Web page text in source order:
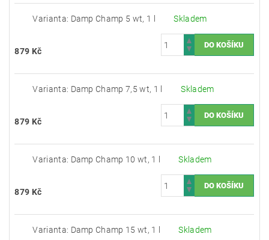
Varianta: Damp Champ 5 wt, 1 l Skladem
879 Kč
Varianta: Damp Champ 7,5 wt, 1 l Skladem
879 Kč
Varianta: Damp Champ 10 wt, 1 l Skladem
879 Kč
Varianta: Damp Champ 15 wt, 1 l Skladem